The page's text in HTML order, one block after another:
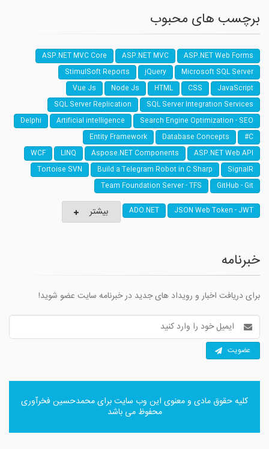
برچسب های محبوب
ASP.NET Web Forms
ASP.NET MVC
ASP.NET MVC Core
Microsoft SQL Server
jQuery
StimulSoft Reports
JavaScript
CSS
HTML
Node Js
Vue Js
SQL Server Integration Services
SQL Server Replication
Search Engine Optimization - SEO
Artificial intelligence
Delphi
C#
Database Concepts
Entity Framework
ASP.NET Web API
Aspose.NET Components
LINQ
WCF
SignalR
Build a Telegram Robot in C Sharp
Tortoise SVN
GitHub - Git
Team Foundation Server - TFS
JSON Web Token - JWT
ADO.NET بیشتر
خبرنامه
برای دریافت اخبار و رویداد های جدید در خبرنامه سایت عضو شوید!
آدرس
ایمیل
عضویت
کلیه حقوق مادی و معنوی این وب سایت برایمحمدحسین فخرآوری
محفوظ می باشد